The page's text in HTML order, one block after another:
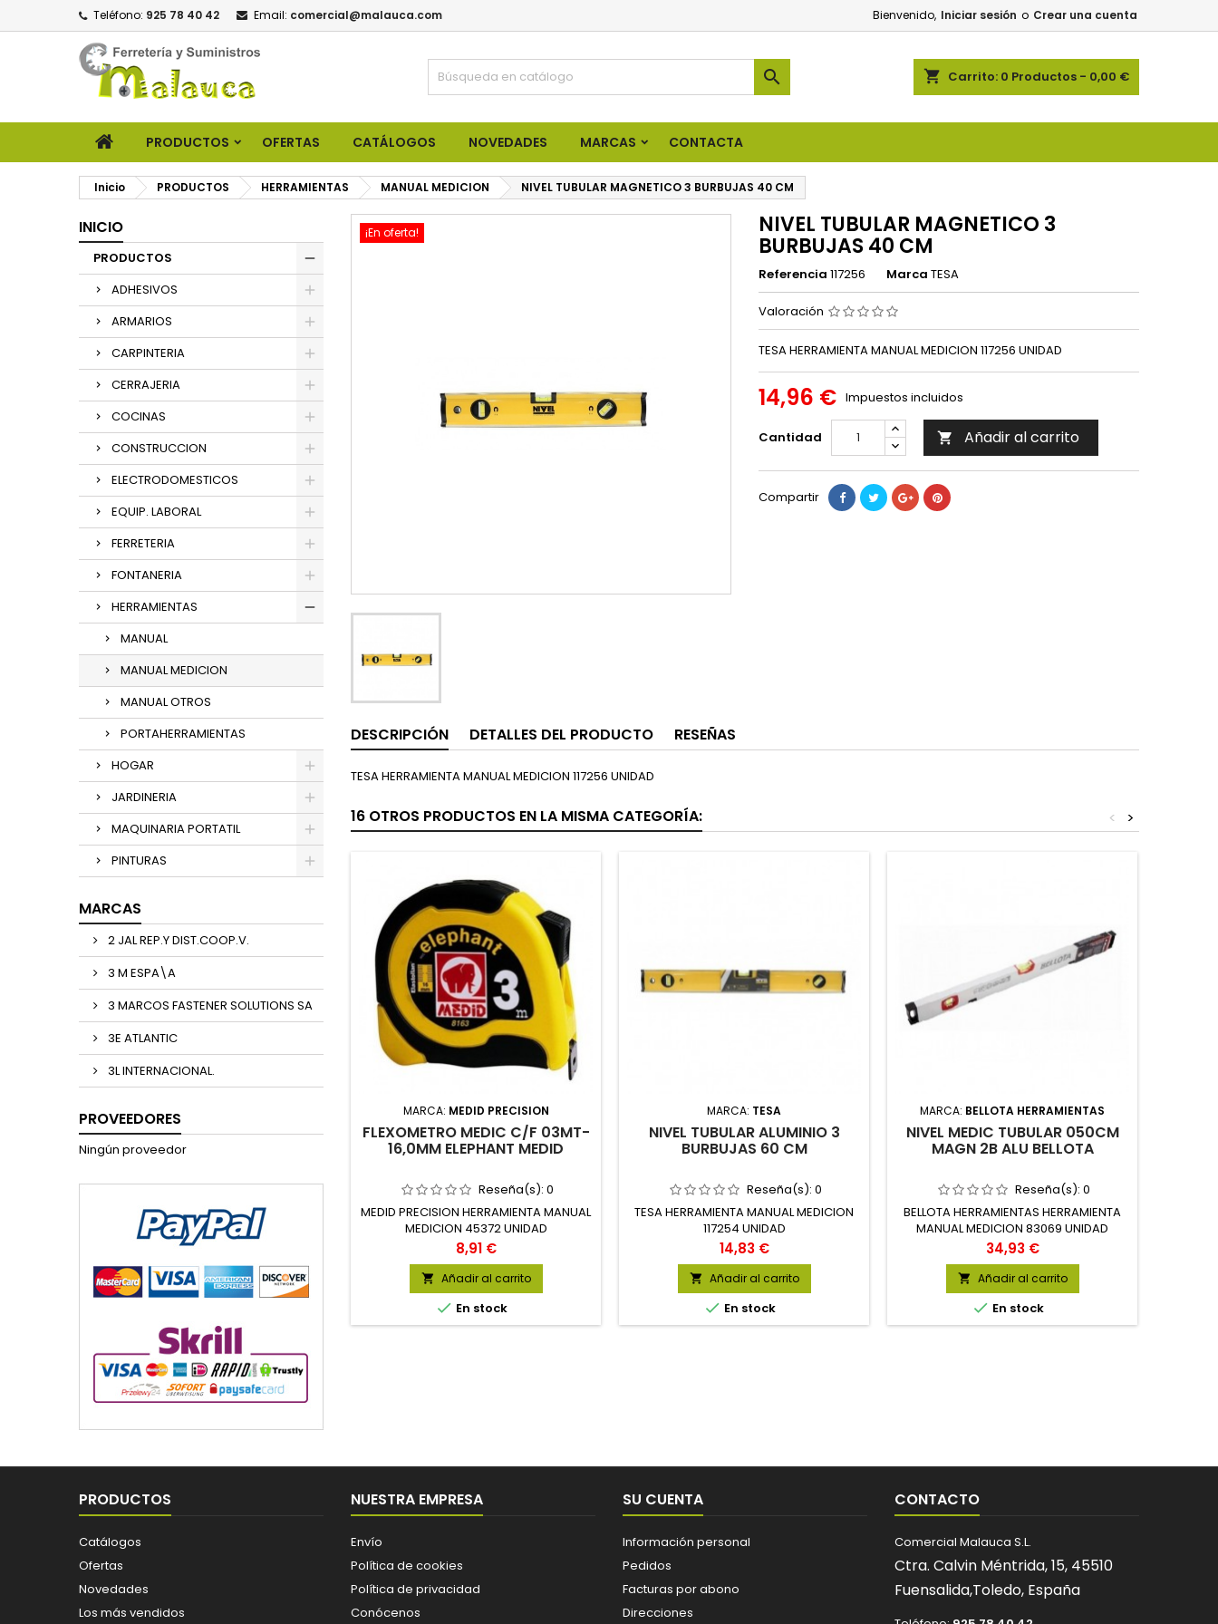
Teléfono: 925 78 40 42 Email: comercial@malauca.com Bienvenido, Iniciar sesión o Crear una cuenta
shopping_cart Carrito: 0 Productos - 0,00 €

PRODUCTOS OFERTAS CATÁLOGOS NOVEDADES MARCAS CONTACTA
Inicio PRODUCTOS HERRAMIENTAS MANUAL MEDICION NIVEL TUBULAR MAGNETICO 3 BURBUJAS 40 CM
INICIO
PRODUCTOS
ADHESIVOS
ARMARIOS
CARPINTERIA
CERRAJERIA
COCINAS
CONSTRUCCION
ELECTRODOMESTICOS
EQUIP. LABORAL
FERRETERIA
FONTANERIA
HERRAMIENTAS
MANUAL
MANUAL MEDICION
MANUAL OTROS
PORTAHERRAMIENTAS
HOGAR
JARDINERIA
MAQUINARIA PORTATIL
PINTURAS
MARCAS
2 JAL REP.Y DIST.COOP.V.
3 M ESPA\A
3 MARCOS FASTENER SOLUTIONS SA
3E ATLANTIC
3L INTERNACIONAL.
PROVEEDORES
Ningún proveedor
¡En oferta! NIVEL TUBULAR MAGNETICO 3
BURBUJAS 40 CM
Referencia 117256 Marca TESA
Valoración
TESA HERRAMIENTA MANUAL MEDICION 117256 UNIDAD
14,96 € Impuestos incluidos
Cantidad  Añadir al carrito
Compartir
DESCRIPCIÓN DETALLES DEL PRODUCTO RESEÑAS
TESA HERRAMIENTA MANUAL MEDICION 117256 UNIDAD
16 OTROS PRODUCTOS EN LA MISMA CATEGORÍA: >
<
MARCA: MEDID PRECISION
FLEXOMETRO MEDIC C/F 03MT-
16,0MM ELEPHANT MEDID
Reseña(s): 0
MEDID PRECISION HERRAMIENTA MANUAL
MEDICION 45372 UNIDAD
Precio
8,91 €
 Añadir al carrito
 En stock
MARCA: TESA
NIVEL TUBULAR ALUMINIO 3
BURBUJAS 60 CM
Reseña(s): 0
TESA HERRAMIENTA MANUAL MEDICION
117254 UNIDAD
Precio
14,83 €
 Añadir al carrito
 En stock
MARCA: BELLOTA HERRAMIENTAS
NIVEL MEDIC TUBULAR 050CM
MAGN 2B ALU BELLOTA
Reseña(s): 0
BELLOTA HERRAMIENTAS HERRAMIENTA
MANUAL MEDICION 83069 UNIDAD
Precio
34,93 €
 Añadir al carrito
 En stock
PRODUCTOS
Catálogos
Ofertas
Novedades
Los más vendidos
NUESTRA EMPRESA
Envío
Política de cookies
Política de privacidad
Conócenos
SU CUENTA
Información personal
Pedidos
Facturas por abono
Direcciones
CONTACTO
Comercial Malauca S.L.
Ctra. Calvin Méntrida, 15, 45510
Fuensalida,Toledo, España